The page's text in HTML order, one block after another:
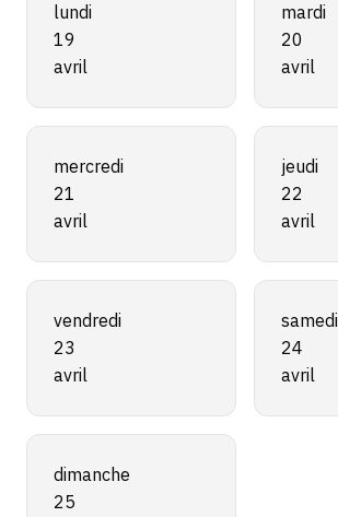
lundi
19
avril
mardi
20
avril
mercredi
21
avril
jeudi
22
avril
vendredi
23
avril
samedi
24
avril
dimanche
25